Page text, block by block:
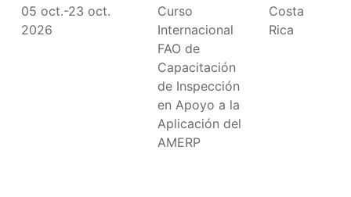
05 oct.-23 oct.
2026
Curso
Internacional
FAO de
Capacitación
de Inspección
en Apoyo a la
Aplicación del
AMERP
Costa
Rica